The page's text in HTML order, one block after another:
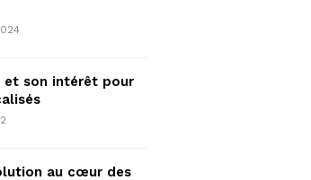
et son intérêt pour
au cœur des